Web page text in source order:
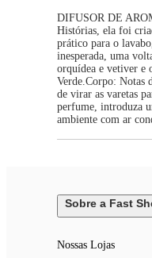
DIFUSOR DE
Histórias, ela foi
prático para o
inesperada, uma
orquídea e vetiver e
Verde.Corpo: Notas
de virar as varetas
perfume, introduza
ambiente com ar
Sobre a Fast
Nossas Lojas